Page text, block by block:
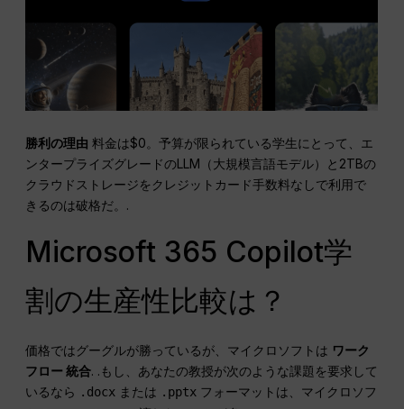
勝利の理由 料金は$0。予算が限られている学生にとって、エ
ンタープライズグレードのLLM（大規模言語モデル）と2TBの
クラウドストレージをクレジットカード手数料なしで利用で
きるのは破格だ。.
Microsoft 365 Copilot学
割の生産性比較は？
価格ではグーグルが勝っているが、マイクロソフトは ワーク
フロー統合. .もし、あなたの教授が次のような課題を要求して
いるなら .docx または .pptx フォーマットは、マイクロソフ